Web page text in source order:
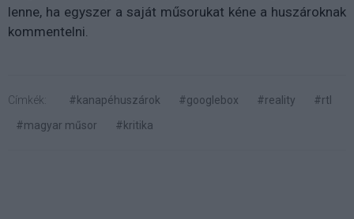
lenne, ha egyszer a saját műsorukat kéne a huszároknak
kommentelni.
Címkék: #kanapéhuszárok #googlebox #reality
#rtl
#magyar műsor
#kritika